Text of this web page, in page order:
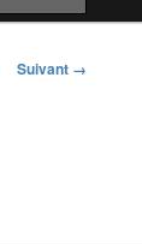
Suivant →